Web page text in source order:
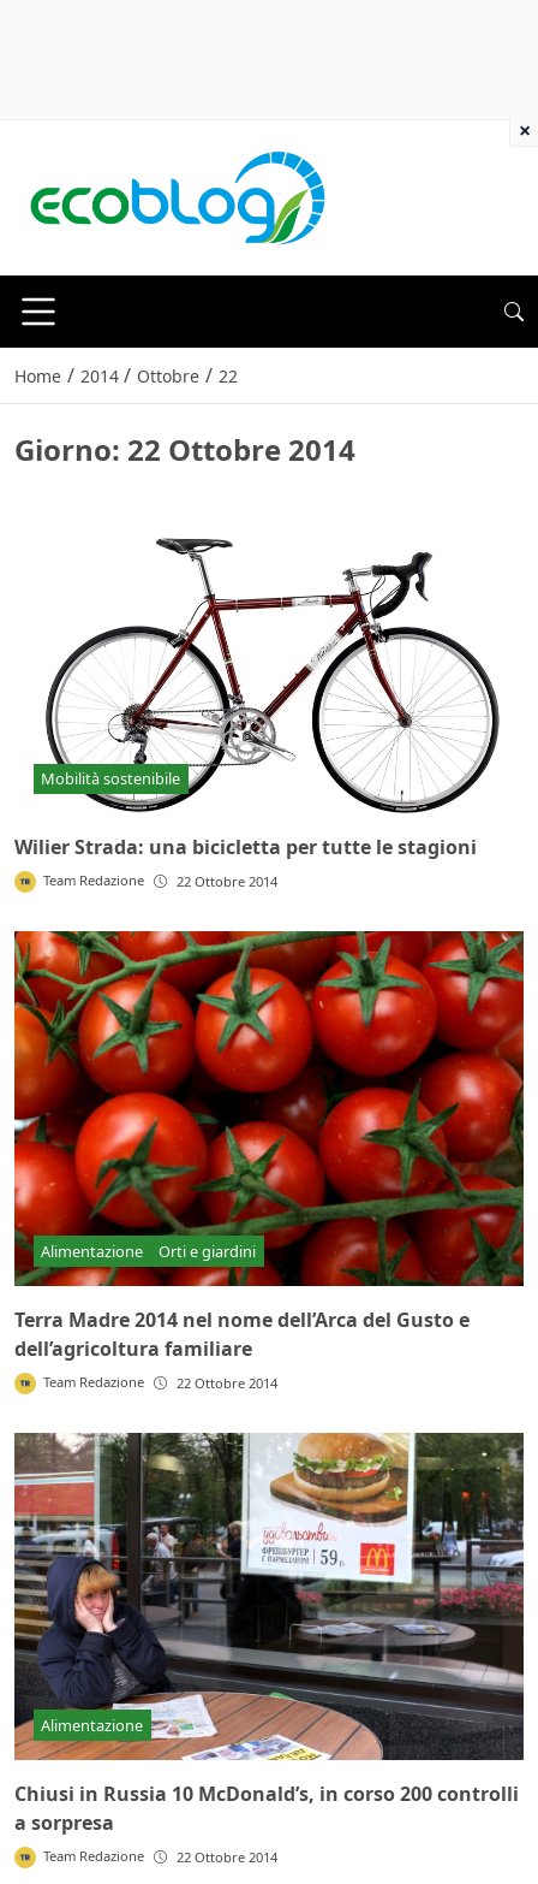
Home / 2014 / Ottobre / 22
Giorno: 22 Ottobre 2014
Mobilità sostenibile
Wilier Strada: una bicicletta per tutte le stagioni
Team Redazione 22 Ottobre 2014
Alimentazione Orti e giardini
Terra Madre 2014 nel nome dell’Arca del Gusto e
dell’agricoltura familiare
Team Redazione 22 Ottobre 2014
Alimentazione
Chiusi in Russia 10 McDonald’s, in corso 200 controlli
a sorpresa
Team Redazione 22 Ottobre 2014
×